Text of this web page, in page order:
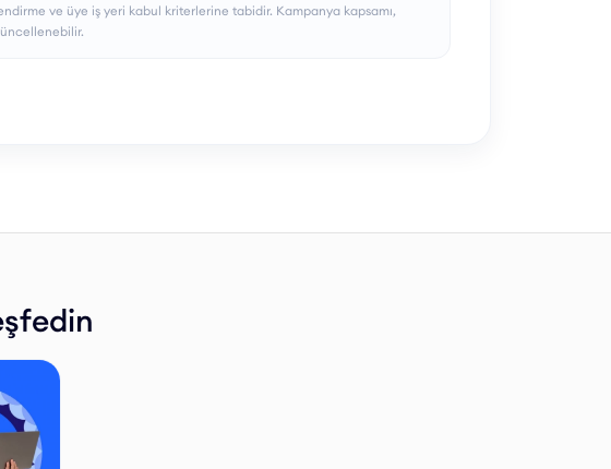
ve üye iş yeri kabul kriterlerine tabidir. Kampanya kapsamı,